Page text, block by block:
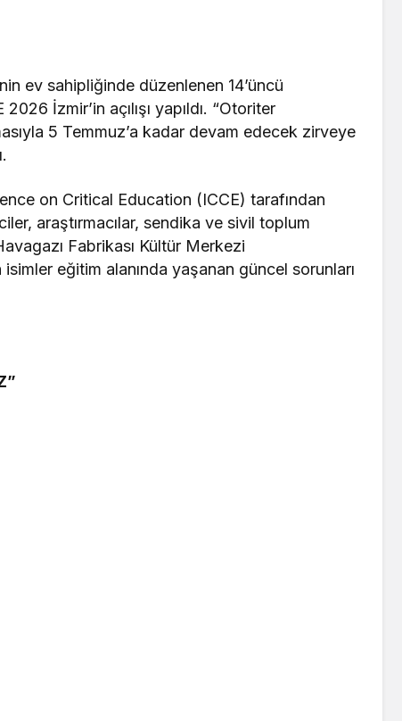
ev sahipliğinde düzenlenen 14’üncü
İzmir’in açılışı yapıldı. “Otoriter
5 Temmuz’a kadar devam edecek zirveye
on Critical Education (ICCE) tarafından
araştırmacılar, sendika ve sivil toplum
Fabrikası Kültür Merkezi
eğitim alanında yaşanan güncel sorunları